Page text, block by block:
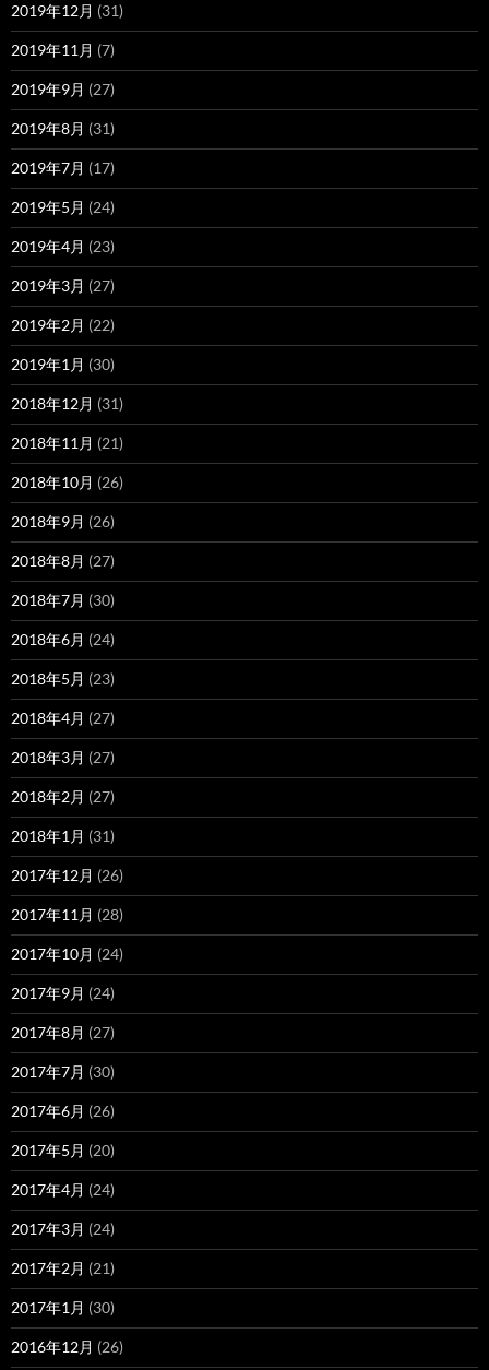
2019年12月 (31)
2019年11月 (7)
2019年9月 (27)
2019年8月 (31)
2019年7月 (17)
2019年5月 (24)
2019年4月 (23)
2019年3月 (27)
2019年2月 (22)
2019年1月 (30)
2018年12月 (31)
2018年11月 (21)
2018年10月 (26)
2018年9月 (26)
2018年8月 (27)
2018年7月 (30)
2018年6月 (24)
2018年5月 (23)
2018年4月 (27)
2018年3月 (27)
2018年2月 (27)
2018年1月 (31)
2017年12月 (26)
2017年11月 (28)
2017年10月 (24)
2017年9月 (24)
2017年8月 (27)
2017年7月 (30)
2017年6月 (26)
2017年5月 (20)
2017年4月 (24)
2017年3月 (24)
2017年2月 (21)
2017年1月 (30)
2016年12月 (26)